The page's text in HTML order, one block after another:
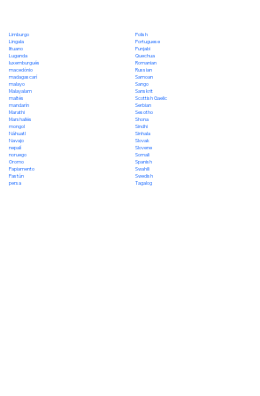
Limburgo
Lingala
lituano
Luganda
luxemburgués
macedónio
madagascarí
malayo
Malayalam
maltés
mandarín
Marathi
Marshallés
mongol
Náhuatl
Navajo
nepalí
noruego
Oromo
Papiamento
Pastún
persa
Polish
Portuguese
Punjabi
Quechua
Romanian
Russian
Samoan
Sango
Sanskrit
Scottish Gaelic
Serbian
Sesotho
Shona
Sindhi
Sinhala
Slovak
Slovene
Somali
Spanish
Swahili
Swedish
Tagalog